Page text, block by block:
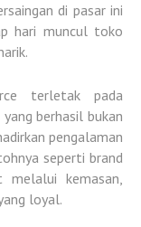
di pasar ini
hari muncul toko
terletak pada
berhasil bukan
pengalaman
seperti brand
melalui kemasan,
loyal.